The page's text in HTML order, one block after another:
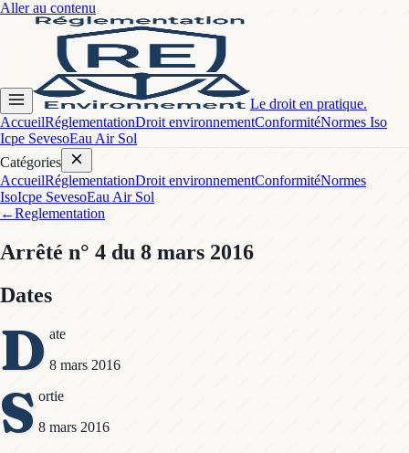
Aller au contenu
Le droit en pratique.
AccueilRéglementationDroit environnementConformitéNormes Iso
Icpe SevesoEau Air Sol
Catégories
AccueilRéglementationDroit environnementConformitéNormes
IsoIcpe SevesoEau Air Sol
←Reglementation
Arrêté n° 4 du 8 mars 2016
Dates
D ate
8 mars 2016
S ortie
8 mars 2016